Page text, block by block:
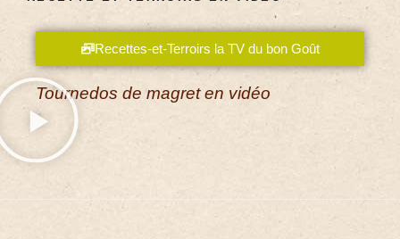
Recettes-et-Terroirs la TV du bon Goût
Tournedos de magret en vidéo